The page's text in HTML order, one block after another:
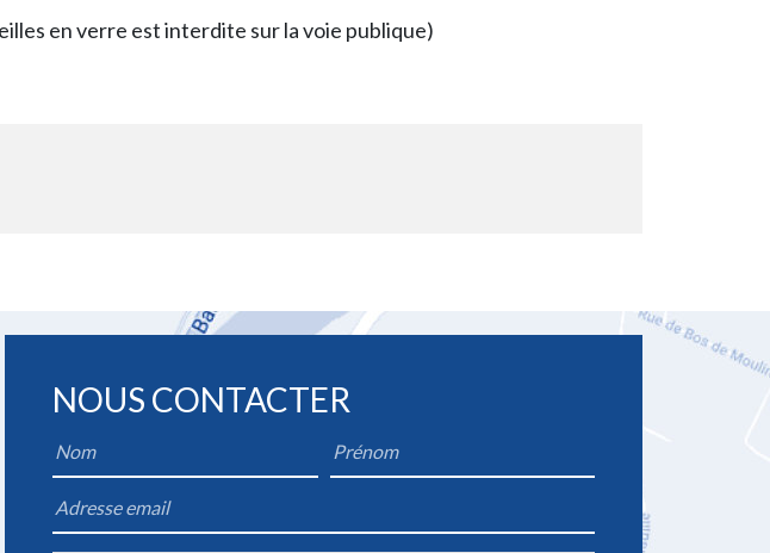
en verre est interdite sur la voie publique)
NOUS CONTACTER
Name
*
Firstname
Email